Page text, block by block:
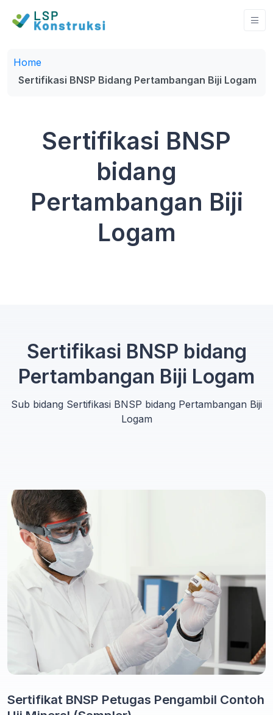
Home
Sertifikasi BNSP Bidang Pertambangan Biji Logam
Sertifikasi BNSP
bidang
Pertambangan Biji
Logam
Sertifikasi BNSP bidang
Pertambangan Biji Logam
Sub bidang Sertifikasi BNSP bidang Pertambangan Biji
Logam
Sertifikat BNSP Petugas Pengambil Contoh